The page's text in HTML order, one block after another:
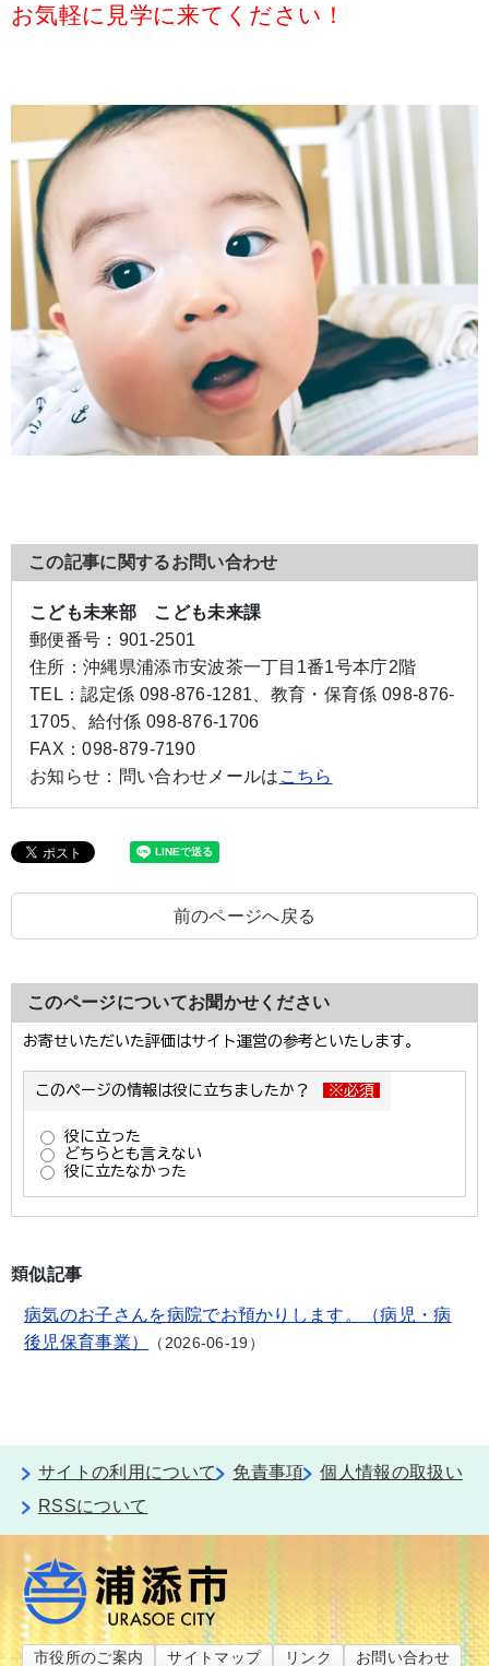
お気軽に見学に来てください！
この記事に関するお問い合わせ
こども未来部 こども未来課
郵便番号： 901-2501
住所： 沖縄県浦添市安波茶一丁目1番1号本庁2階
TEL：認定係 098-876-1281、教育・保育係 098-876-
1705、給付係 098-876-1706
FAX：098-879-7190
お知らせ： 問い合わせメールは こちら
前のページへ戻る
このページについてお聞かせください
類似記事
病気のお子さんを病院でお預かりします。（病児・病
後児保育事業）
2026-06-19
サイトの利用について 免責事項
個人情報の取扱い
RSSについて
市役所のご案内 サイトマップ リンク お問い合わせ